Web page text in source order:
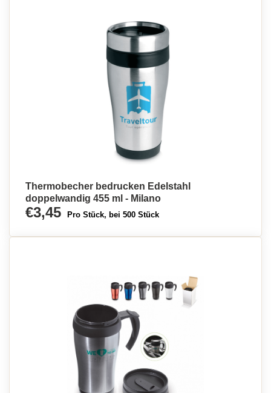
Thermobecher bedrucken Edelstahl
doppelwandig 455 ml - Milano
€3,45 Pro Stück, bei 500 Stück